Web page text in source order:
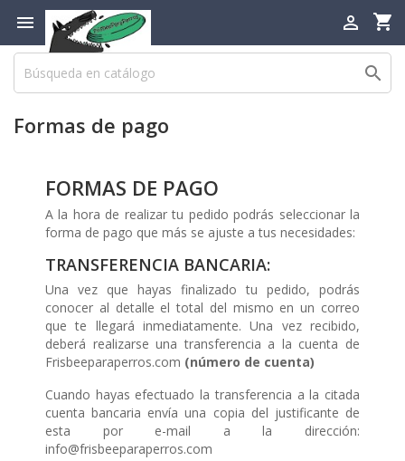
 shopping_cart


Formas de pago
FORMAS DE PAGO
A la hora de realizar tu pedido podrás seleccionar la
forma de pago que más se ajuste a tus necesidades:
TRANSFERENCIA BANCARIA:
Una vez que hayas finalizado tu pedido, podrás
conocer al detalle el total del mismo en un correo
que te llegará inmediatamente. Una vez recibido,
deberá realizarse una transferencia a la cuenta de
Frisbeeparaperros.com (número de cuenta)
Cuando hayas efectuado la transferencia a la citada
cuenta bancaria envía una copia del justificante de
esta por e-mail a la dirección:
info@frisbeeparaperros.com